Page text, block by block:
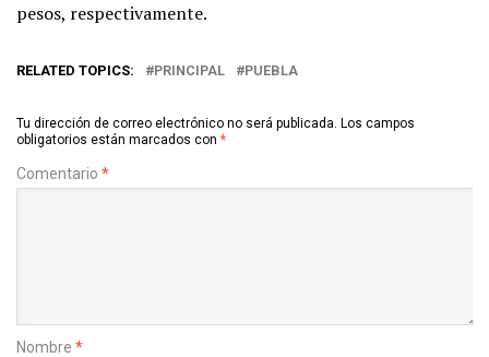
pesos, respectivamente.
RELATED TOPICS: PRINCIPAL PUEBLA
Tu dirección de correo electrónico no será publicada. Los campos
obligatorios están marcados con *
Comentario *
Nombre *